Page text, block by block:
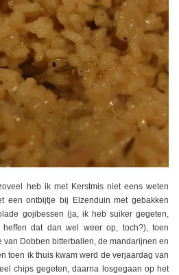
heb ik met Kerstmis niet eens weten
een ontbijtje bij Elzenduin met gebakken
gojibessen (ja, ik heb suiker gegeten,
dat dan wel weer op, toch?), toen
van Dobben bitterballen, de mandarijnen en
toen ik thuis kwam werd de verjaardag van
chips gegeten, daarna losgegaan op het